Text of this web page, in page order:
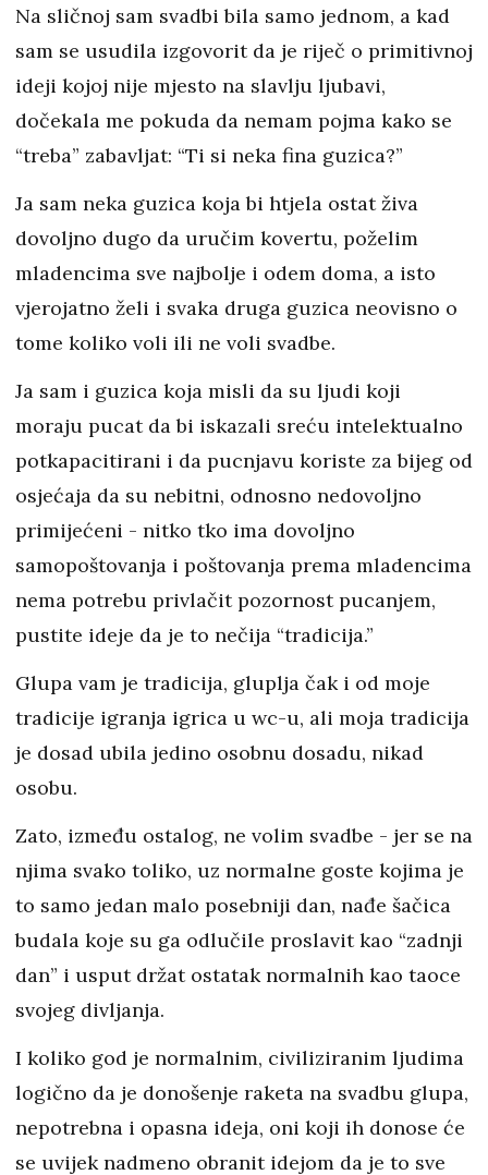
Na sličnoj sam svadbi bila samo jednom, a kad
sam se usudila izgovorit da je riječ o primitivnoj
ideji kojoj nije mjesto na slavlju ljubavi,
dočekala me pokuda da nemam pojma kako se
“treba” zabavljat: “Ti si neka fina guzica?”
Ja sam neka guzica koja bi htjela ostat živa
dovoljno dugo da uručim kovertu, poželim
mladencima sve najbolje i odem doma, a isto
vjerojatno želi i svaka druga guzica neovisno o
tome koliko voli ili ne voli svadbe.
Ja sam i guzica koja misli da su ljudi koji
moraju pucat da bi iskazali sreću intelektualno
potkapacitirani i da pucnjavu koriste za bijeg od
osjećaja da su nebitni, odnosno nedovoljno
primijećeni - nitko tko ima dovoljno
samopoštovanja i poštovanja prema mladencima
nema potrebu privlačit pozornost pucanjem,
pustite ideje da je to nečija “tradicija.”
Glupa vam je tradicija, gluplja čak i od moje
tradicije igranja igrica u wc-u, ali moja tradicija
je dosad ubila jedino osobnu dosadu, nikad
osobu.
Zato, između ostalog, ne volim svadbe - jer se na
njima svako toliko, uz normalne goste kojima je
to samo jedan malo posebniji dan, nađe šačica
budala koje su ga odlučile proslavit kao “zadnji
dan” i usput držat ostatak normalnih kao taoce
svojeg divljanja.
I koliko god je normalnim, civiliziranim ljudima
logično da je donošenje raketa na svadbu glupa,
nepotrebna i opasna ideja, oni koji ih donose će
se uvijek nadmeno obranit idejom da je to sve